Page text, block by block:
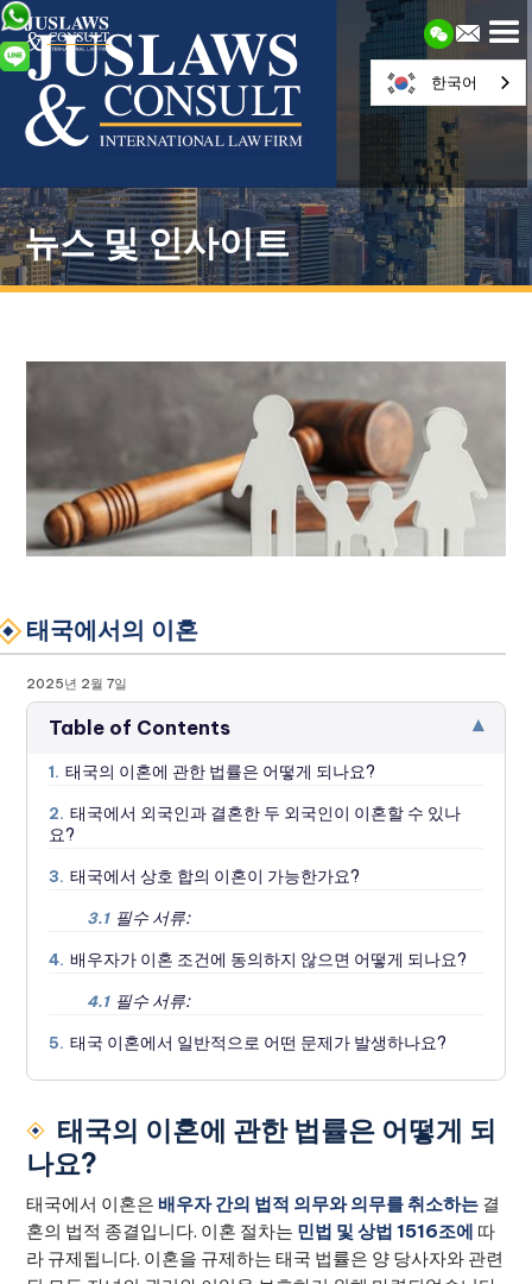
뉴스 및 인사이트
태국에서의 이혼
2025년 2월 7일
Table of Contents ▾
1. 태국의 이혼에 관한 법률은 어떻게 되나요?
2. 태국에서 외국인과 결혼한 두 외국인이 이혼할 수 있나
요?
3. 태국에서 상호 합의 이혼이 가능한가요?
3.1 필수 서류:
4. 배우자가 이혼 조건에 동의하지 않으면 어떻게 되나요?
4.1 필수 서류:
5. 태국 이혼에서 일반적으로 어떤 문제가 발생하나요?
태국의 이혼에 관한 법률은 어떻게 되
나요?
태국에서 이혼은배우자 간의 법적 의무와 의무를 취소하는 결
혼의 법적 종결입니다. 이혼 절차는 민법 및 상법 1516조에 따
라 규제됩니다. 이혼을 규제하는 태국 법률은 양 당사자와 관련
한국어